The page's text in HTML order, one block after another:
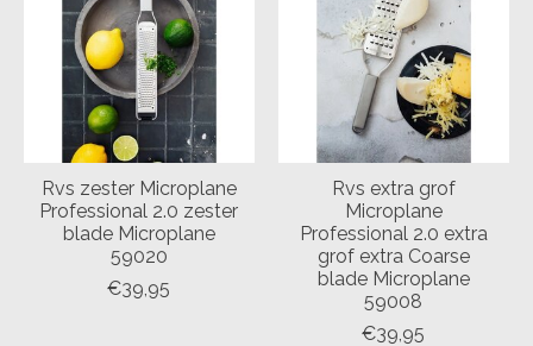
Rvs zester Microplane
Professional 2.0 zester
blade Microplane
59020
€39,95
Rvs extra grof
Microplane
Professional 2.0 extra
grof extra Coarse
blade Microplane
59008
€39,95